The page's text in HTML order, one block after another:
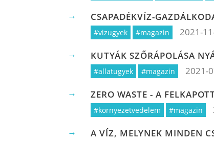
CSAPADÉKVÍZ-
#vizugyek #magazin
2021-
KUTYÁK SZŐRÁPOLÁSA
#allatugyek #magazin
2021-
ZERO WASTE - A
#kornyezetvedelem #magazin
A VÍZ, MELYNEK MINDEN